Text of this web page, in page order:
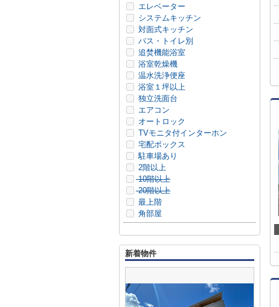
エレベーター
システムキッチン
対面式キッチン
バス・トイレ別
追焚機能浴室
浴室乾燥機
温水洗浄便座
浴室１坪以上
独立洗面台
エアコン
オートロック
TVモニタ付インターホン
宅配ボックス
駐車場あり
2階以上
10階以上
20階以上
最上階
角部屋
新着物件